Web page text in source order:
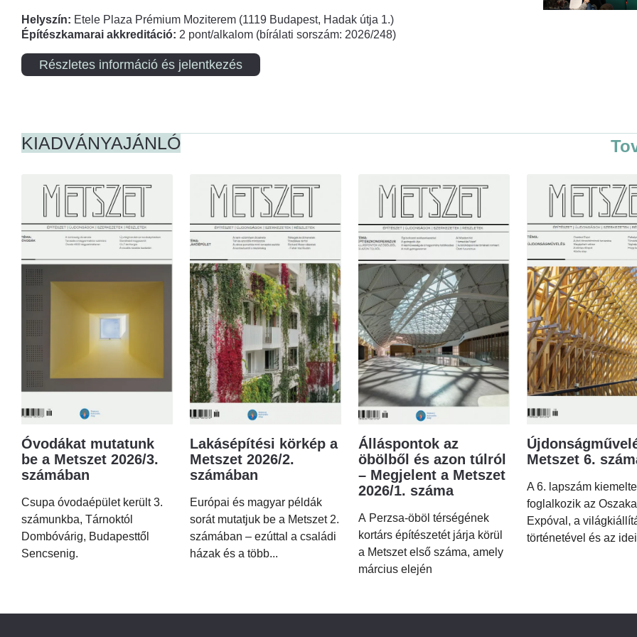
Helyszín: Etele Plaza Prémium Moziterem (1119 Budapest, Hadak útja 1.)
Építészkamarai akkreditáció: 2 pont/alkalom (bírálati sorszám: 2026/248)
Részletes információ és jelentkezés
KIADVÁNYAJÁNLÓ
Óvodákat mutatunk
be a Metszet 2026/3.
számában
Csupa óvodaépület került 3.
számunkba, Tárnoktól
Dombóvárig, Budapesttől
Sencsenig.
Lakásépítési körkép a
Metszet 2026/2.
számában
Európai és magyar példák
sorát mutatjuk be a Metszet 2.
számában – ezúttal a családi
házak és a több...
Álláspontok az
öbölből és azon túlról
– Megjelent a Metszet
2026/1. száma
A Perzsa-öböl térségének
kortárs építészetét járja körül
a Metszet első száma, amely
március elején
Metszet 6.
A 6. lapszám
foglalkozik az
Expóval, a
történetével és az